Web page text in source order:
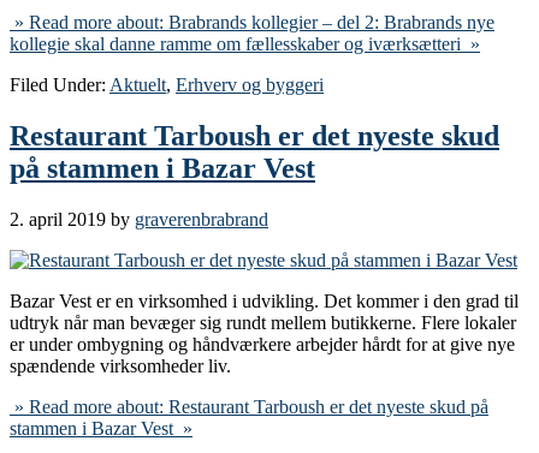
» Read more about: Brabrands kollegier – del 2: Brabrands nye
kollegie skal danne ramme om fællesskaber og iværksætteri »
Filed Under: Aktuelt, Erhverv og byggeri
Restaurant Tarboush er det nyeste skud
på stammen i Bazar Vest
2. april 2019 by graverenbrabrand
Bazar Vest er en virksomhed i udvikling. Det kommer i den grad til
udtryk når man bevæger sig rundt mellem butikkerne. Flere lokaler
er under ombygning og håndværkere arbejder hårdt for at give nye
spændende virksomheder liv.
» Read more about: Restaurant Tarboush er det nyeste skud på
stammen i Bazar Vest »